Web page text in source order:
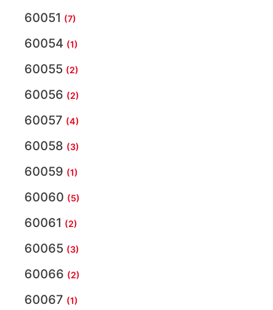
60051 (7)
60054 (1)
60055 (2)
60056 (2)
60057 (4)
60058 (3)
60059 (1)
60060 (5)
60061 (2)
60065 (3)
60066 (2)
60067 (1)